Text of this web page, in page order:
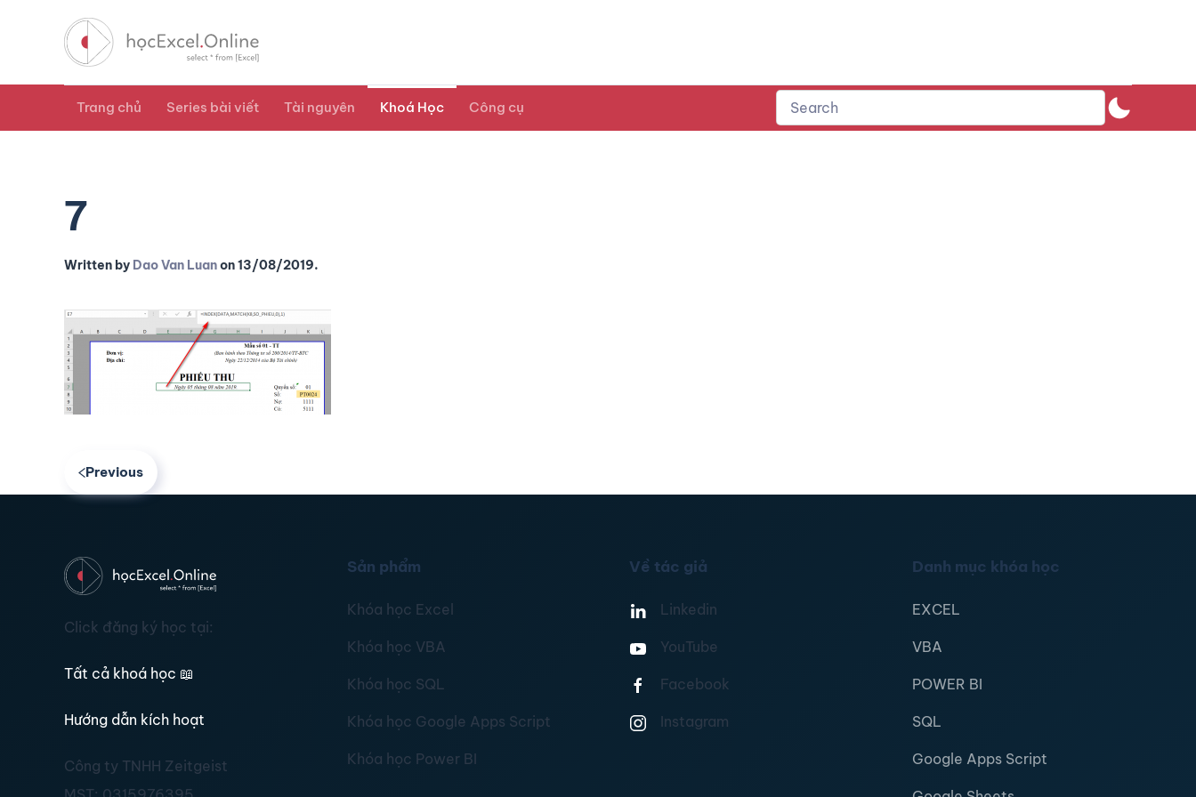
Trang chủ Series bài viết Tài nguyên Khoá Học Công cụ
7
Written by Dao Van Luanon13/08/2019.
Previous
Click đăng ký học tại:
Tất cả khoá học 📖
Hướng dẫn kích hoạt
Công ty TNHH Zeitgeist
Sản phẩm
Khóa học Excel
Khóa học VBA
Khóa học SQL
Khóa học Google Apps Script
Khóa học Power BI
Về tác giả
Linkedin
YouTube
Facebook
Instagram
Danh mục khóa học
EXCEL
VBA
POWER BI
SQL
Google Apps Script